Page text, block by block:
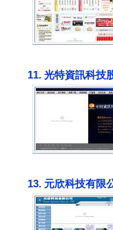
11. 光特資訊科技
13. 元欣科技有限